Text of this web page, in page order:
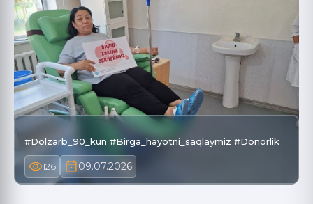
#Dolzarb_90_kun #Birga_hayotni_saqlaymiz #Donorlik
126 09.07.2026